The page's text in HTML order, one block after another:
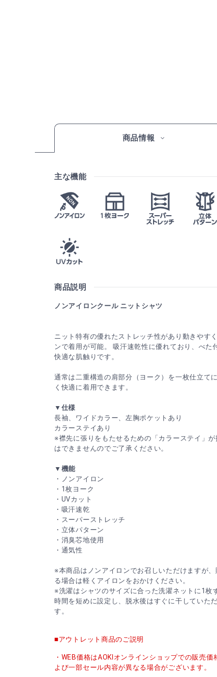
商品情報
主な機能
商品説明
ノンアイロンクール ニットシャツ
ニット特有の優れたストレッチ性があり動きやす
ンで着用が可能。 吸汗速乾性に優れており、べた
快適な肌触りです。
通常は二重構造の肩部分（ヨーク）を一枚仕立て
く快適に着用できます。
▼仕様
長袖、ワイドカラー、左胸ポケットあり
カラーステイあり
※襟先に張りをもたせるための「カラーステイ」
はできませんのでご了承ください。
▼機能
・ノンアイロン
・1枚ヨーク
・UVカット
・吸汗速乾
・スーパーストレッチ
・立体パターン
・消臭芯地使用
・通気性
※本商品はノンアイロンでお召しいただけますが
る場合は軽くアイロンをおかけください。
※洗濯はシャツのサイズに合った洗濯ネットに1枚
時間を短めに設定し、脱水後はすぐに干していた
す。
■アウトレット商品のご説明
・WEB価格はAOKIオンラインショップでの販売
よび一部セール内容が異なる場合がございます。